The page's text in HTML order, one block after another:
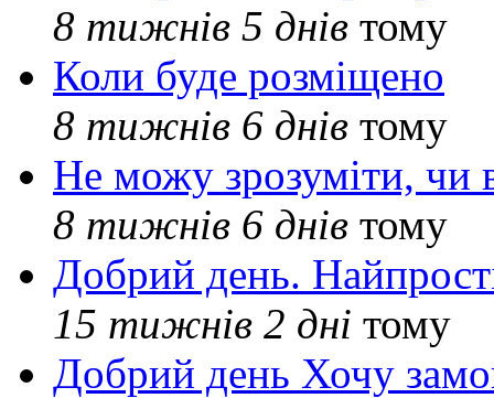
8 тижнів 5 днів тому
Коли буде розміщено
8 тижнів 6 днів тому
Не можу зрозуміти, чи
8 тижнів 6 днів тому
Добрий день.
15 тижнів 2 дні тому
Добрий день Хочу